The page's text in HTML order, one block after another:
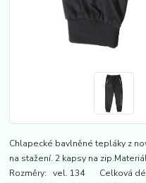
Chlapecké bavlněné tepláky z
na stažení. 2 kapsy na
Rozměry: vel. 134 Celková